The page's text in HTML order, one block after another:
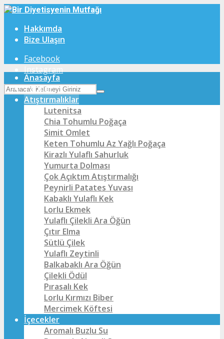
Hakkımda
Bize Ulaşın
Facebook
Instagram
Anasayfa
Tarifler
Atıştırmalıklar
Lutenitsa
Chia Tohumlu Poğaça
Simit Omlet
Keten Tohumlu Az Yağlı Poğaça
Kirazlı Yulaflı Sahurluk
Yumurta Dolması
Çok Açıktım Atıştırmalığı
Peynirli Patates Yuvası
Kabaklı Yulaflı Kek
Lorlu Ekmek
Yulaflı Çilekli Ara Öğün
Çıtır Elma
Sütlü Çilek
Yulaflı Zeytinli
Balkabaklı Ara Öğün
Çilekli Ödül
Pırasalı Kek
Lorlu Kırmızı Biber
Mercimek Köftesi
İçecekler
Aromalı Buzlu Su